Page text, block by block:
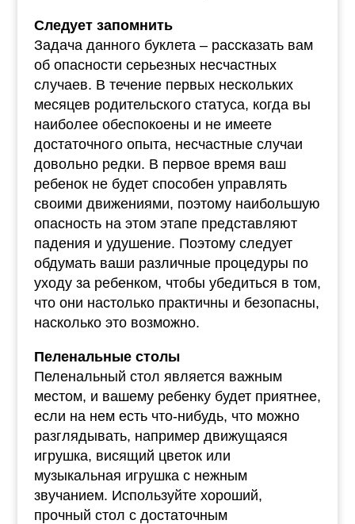
Следует запомнить
Задача данного буклета – рассказать вам
об опасности серьезных несчастных
случаев. В течение первых нескольких
месяцев родительского статуса, когда вы
наиболее обеспокоены и не имеете
достаточного опыта, несчастные случаи
довольно редки. В первое время ваш
ребенок не будет способен управлять
своими движениями, поэтому наибольшую
опасность на этом этапе представляют
падения и удушение. Поэтому следует
обдумать ваши различные процедуры по
уходу за ребенком, чтобы убедиться в том,
что они настолько практичны и безопасны,
насколько это возможно.
Пеленальные столы
Пеленальный стол является важным
местом, и вашему ребенку будет приятнее,
если на нем есть что-нибудь, что можно
разглядывать, например движущаяся
игрушка, висящий цветок или
музыкальная игрушка с нежным
звучанием. Используйте хороший,
прочный стол с достаточным